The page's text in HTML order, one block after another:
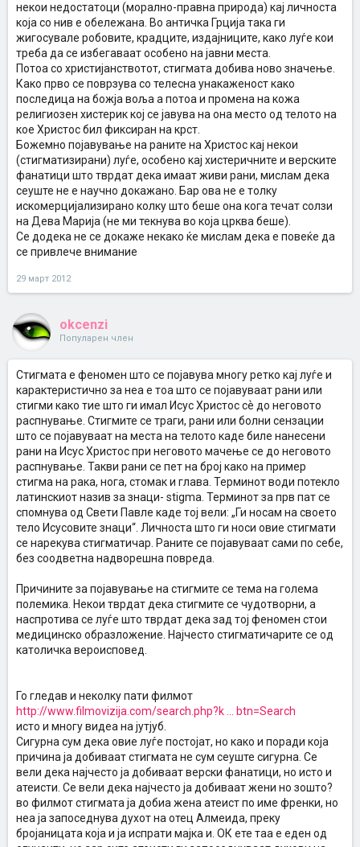
некои недостатоци (морално-правна природа) кај личноста
која со нив е обележана. Во античка Грција така ги
жигосувале робовите, крадците, издајниците, како луѓе кои
треба да се избегаваат особено на јавни места.
Потоа со христијанствотот, стигмата добива ново значење.
Како прво се поврзува со телесна унакаженост како
последица на божја воља а потоа и промена на кожа
религиозен хистерик кој се јавува на она место од телото на
кое Христос бил фиксиран на крст.
Божемно појавување на раните на Христос кај некои
(стигматизирани) луѓе, особено кај хистеричните и верските
фанатици што тврдат дека имаат живи рани, мислам дека
сеуште не е научно докажано. Бар ова не е толку
искомерцијализирано колку што беше она кога течат солзи
на Дева Марија (не ми текнува во која црква беше).
Се додека не се докаже некако ќе мислам дека е повеќе да
се привлече внимание
29 март 2012
okcenzi
Популарен член
Стигмата е феномен што се појавува многу ретко кај луѓе и
карактеристично за неа е тоа што се појавуваат рани или
стигми како тие што ги имал Исус Христос сѐ до неговото
распнување. Стигмите се траги, рани или болни сензации
што се појавуваат на места на телото каде биле нанесени
рани на Исус Христос при неговото мачење се до неговото
распнување. Такви рани се пет на број како на пример
стигма на рака, нога, стомак и глава. Терминот води потекло
латинскиот назив за знаци- stigma. Терминот за прв пат се
спомнува од Свети Павле каде тој вели: „Ги носам на своето
тело Исусовите знаци“. Личноста што ги носи овие стигмати
се нарекува стигматичар. Раните се појавуваат сами по себе,
без соодветна надворешна повреда.
Причините за појавување на стигмите се тема на голема
полемика. Некои тврдат дека стигмите се чудотворни, а
наспротива се луѓе што тврдат дека зад тој феномен стои
медицинско образложение. Најчесто стигматичарите се од
католичка вероисповед.
Го гледав и неколку пати филмот
http://www.filmovizija.com/search.php?k ... btn=Search
исто и многу видеа на јутјуб.
Сигурна сум дека овие луѓе постојат, но како и поради која
причина ја добиваат стигмата не сум сеуште сигурна. Се
вели дека најчесто ја добиваат верски фанатици, но исто и
атеисти. Се вели дека најчесто ја добиваат жени но зошто?
во филмот стигмата ја добиа жена атеист по име френки, но
неа ја запоседнува духот на отец Алмеида, преку
бројаницата која и ја испрати мајка и. ОК ете таа е еден од